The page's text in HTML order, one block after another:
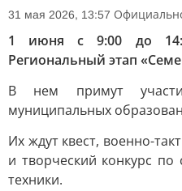
31 мая 2026, 13:57
1 июня с 9:00 до
Региональный этап
В нем примут
муниципальных
Их ждут квест, военно-
и творческий конкурс
техники.